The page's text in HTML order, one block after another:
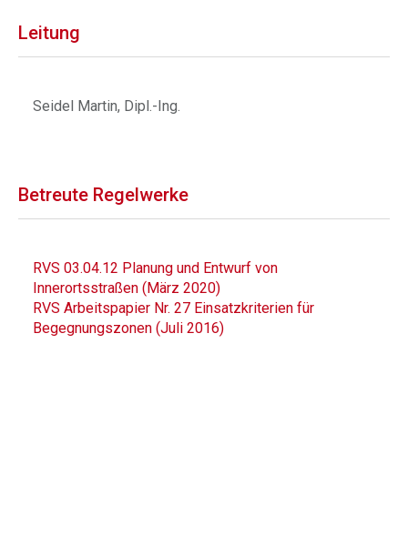
Leitung
Seidel Martin, Dipl.-Ing.
Betreute Regelwerke
RVS 03.04.12 Planung und Entwurf von
Innerortsstraßen (März 2020)
RVS Arbeitspapier Nr. 27 Einsatzkriterien für
Begegnungszonen (Juli 2016)